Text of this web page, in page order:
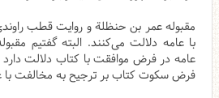
مقبوله عمر بن حنظلة و روایت قطب
با عامه دلالت می‌کنند. البته گفتیم
عامه در فرض موافقت با کتاب دلالت
فرض سکوت کتاب بر ترجیح به مخالفت با